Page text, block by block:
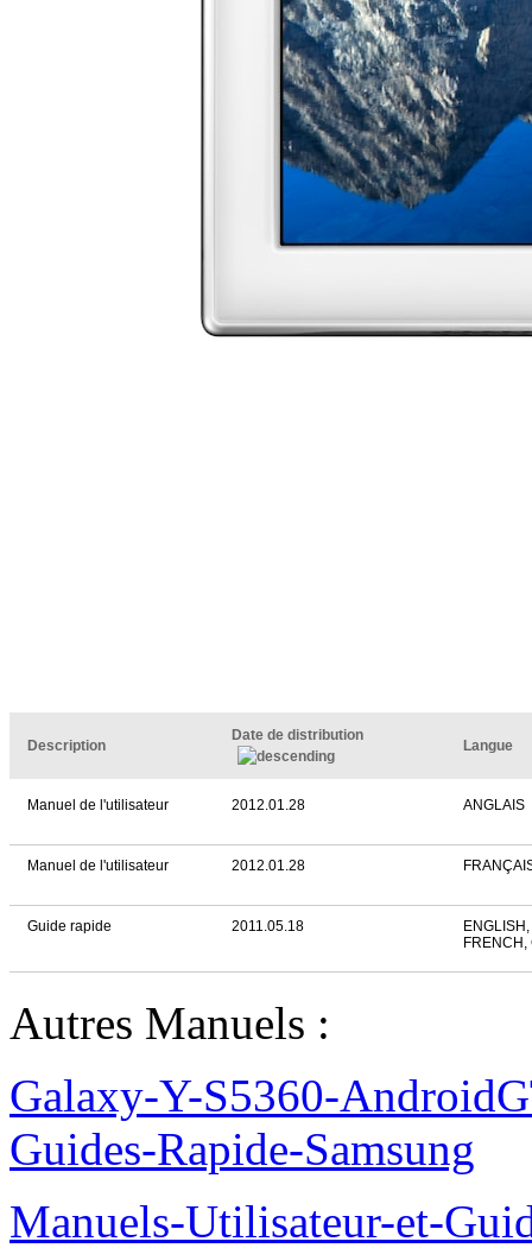
Description
Date de distribution
Langue
Manuel de l'utilisateur 2012.01.28 ANGLAIS
Manuel de l'utilisateur 2012.01.28
Guide rapide 2011.05.18
FRENCH,
Autres Manuels :
Galaxy-Y-S5360-
Guides-Rapide-Samsung
Manuels-Utilisateur-et-